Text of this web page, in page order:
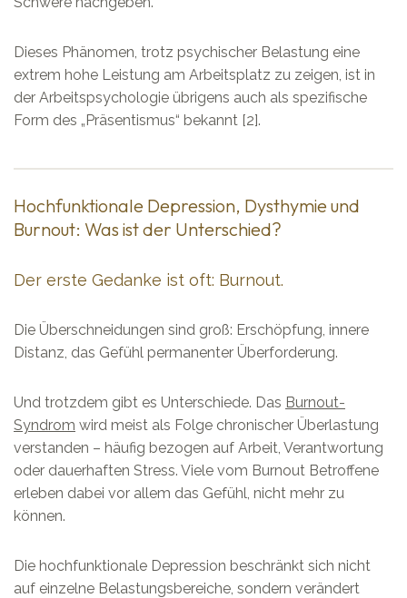
Dieses Phänomen, trotz psychischer Belastung eine
extrem hohe Leistung am Arbeitsplatz zu zeigen, ist in
der Arbeitspsychologie übrigens auch als spezifische
Form des „Präsentismus“ bekannt [2].
Hochfunktionale Depression, Dysthymie und
Burnout: Was ist der Unterschied?
Der erste Gedanke ist oft: Burnout.
Die Überschneidungen sind groß: Erschöpfung, innere
Distanz, das Gefühl permanenter Überforderung.
Und trotzdem gibt es Unterschiede. Das Burnout-
Syndrom wird meist als Folge chronischer Überlastung
verstanden – häufig bezogen auf Arbeit, Verantwortung
oder dauerhaften Stress. Viele vom Burnout Betroffene
erleben dabei vor allem das Gefühl, nicht mehr zu
können.
Die hochfunktionale Depression beschränkt sich nicht
auf einzelne Belastungsbereiche, sondern verändert